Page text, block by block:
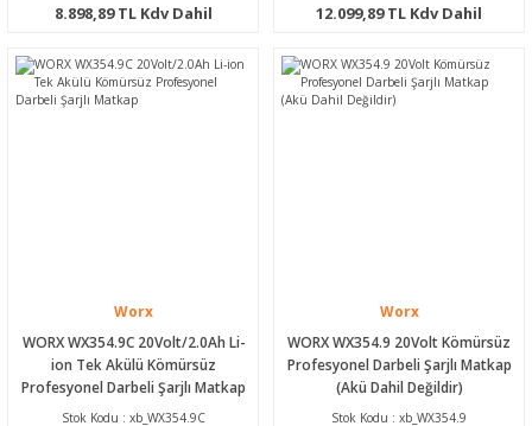
8.898,89 TL Kdv Dahil 12.099,89 TL Kdv Dahil
Worx
WORX WX354.9C 20Volt/2.0Ah Li-
ion Tek Akülü Kömürsüz
Profesyonel Darbeli Şarjlı Matkap
Stok Kodu : xb_WX354.9C
Worx
WORX WX354.9 20Volt Kömürsüz
Profesyonel Darbeli Şarjlı Matkap
(Akü Dahil Değildir)
Stok Kodu : xb_WX354.9